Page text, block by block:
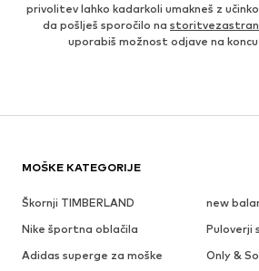
privolitev lahko kadarkoli umakneš z
da pošlješ sporočilo na
uporabiš možnost odjave na koncu
MOŠKE KATEGORIJE
Škornji TIMBERLAND
new
Nike športna oblačila
Puloverji
Adidas superge za moške
Only &